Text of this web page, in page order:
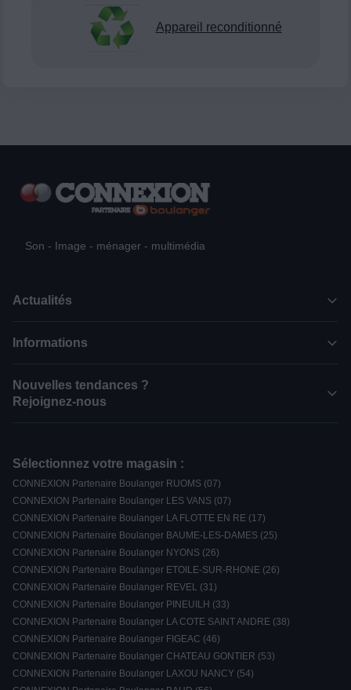
Appareil reconditionné
Son - Image - ménager - multimédia
Actualités
Informations
Nouvelles tendances ?
Rejoignez-nous
Sélectionnez votre magasin :
CONNEXION Partenaire Boulanger RUOMS (07)
CONNEXION Partenaire Boulanger LES VANS (07)
CONNEXION Partenaire Boulanger LA FLOTTE EN RE (17)
CONNEXION Partenaire Boulanger BAUME-LES-DAMES (25)
CONNEXION Partenaire Boulanger NYONS (26)
CONNEXION Partenaire Boulanger ETOILE-SUR-RHONE (26)
CONNEXION Partenaire Boulanger REVEL (31)
CONNEXION Partenaire Boulanger PINEUILH (33)
CONNEXION Partenaire Boulanger LA COTE SAINT ANDRE (38)
CONNEXION Partenaire Boulanger FIGEAC (46)
CONNEXION Partenaire Boulanger CHATEAU GONTIER (53)
CONNEXION Partenaire Boulanger LAXOU NANCY (54)